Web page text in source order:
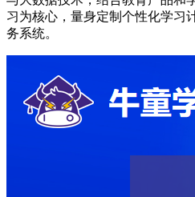
习为核心，量身定制个性化学习
务系统。